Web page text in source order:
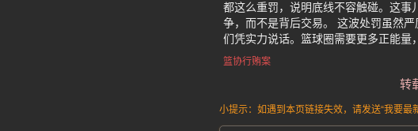
都这么重罚，说明底线不容触碰。这
争，而不是背后交易。 这波处罚虽然
们凭实力说话。篮球圈需要更多正能量
篮协行贿案
转
小提示：如遇到本页链接失效，请发送“我要最